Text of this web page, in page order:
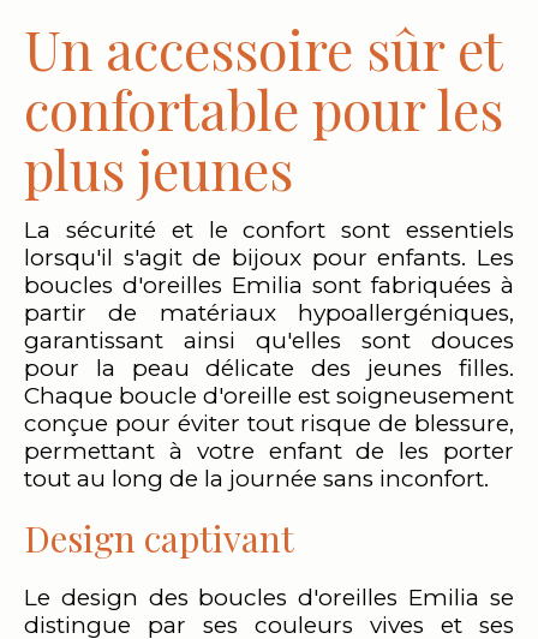
Un accessoire sûr et
confortable pour les
plus jeunes
La sécurité et le confort sont essentiels
lorsqu'il s'agit de bijoux pour enfants. Les
boucles d'oreilles Emilia sont fabriquées à
partir de matériaux hypoallergéniques,
garantissant ainsi qu'elles sont douces
pour la peau délicate des jeunes filles.
Chaque boucle d'oreille est soigneusement
conçue pour éviter tout risque de blessure,
permettant à votre enfant de les porter
tout au long de la journée sans inconfort.
Design captivant
Le design des boucles d'oreilles Emilia se
distingue par ses couleurs vives et ses